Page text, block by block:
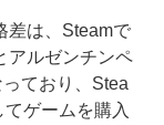
差は、Steamで
アルゼンチンペ
ており、Stea
ゲームを購入